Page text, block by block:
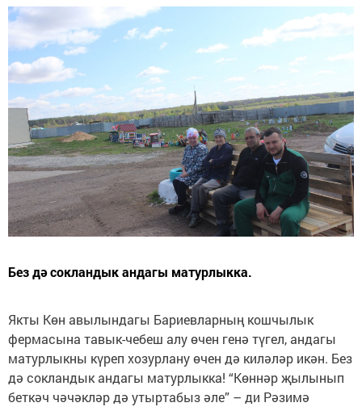
Без дә сокландык андагы матурлыкка.
Якты Көн авылындагы Бариевларның кошчылык
фермасына тавык-чебеш алу өчен генә түгел, андагы
матурлыкны күреп хозурлану өчен дә киләләр икән. Без
дә сокландык андагы матурлыкка! “Көннәр җылынып
беткәч чәчәкләр дә утыртабыз әле” – ди Рәзимә